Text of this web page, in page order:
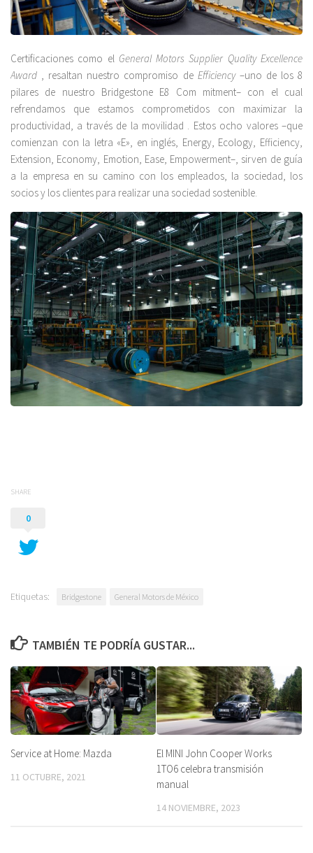
Certificaciones como el General Motors Supplier Quality Excellence
Award
, resaltan nuestro compromiso de Efficiency –uno de los 8
pilares de nuestro Bridgestone E8 Com mitment– con el cual
refrendamos que estamos comprometidos con maximizar la
productividad, a través de la movilidad . Estos ocho valores –que
comienzan con la letra «E», en inglés, Energy, Ecology, Efficiency,
Extension, Economy, Emotion, Ease, Empowerment–, sirven de guía
a la empresa en su camino con los empleados, la sociedad, los
socios y los clientes para realizar una sociedad sostenible.
SHARE
0
Etiquetas: Bridgestone General Motors de México
TAMBIÉN TE PODRÍA GUSTAR...
Service at Home: Mazda
11 OCTUBRE, 2021
El MINI John Cooper Works
1TO6 celebra transmisión
manual
14 NOVIEMBRE, 2023